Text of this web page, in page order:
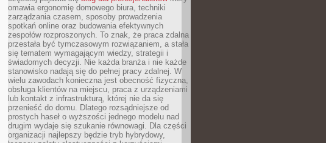
omawia ergonomię domowego biura, techniki
zarządzania czasem, sposoby prowadzenia
spotkań online oraz budowania efektywnych
zespołów rozproszonych. To znak, że praca zdalna
przestała być tymczasowym rozwiązaniem, a stała
się tematem wymagającym wiedzy, strategii i
świadomych decyzji. Nie każda branża i nie każde
stanowisko nadają się do pełnej pracy zdalnej. W
wielu zawodach konieczna jest obecność fizyczna,
obsługa klientów na miejscu, praca z urządzeniami
lub kontakt z infrastrukturą, której nie da się
przenieść do domu. Dlatego rozsądniejsze od
prostych haseł o wyższości jednego modelu nad
drugim wydaje się szukanie równowagi. Dla części
organizacji najlepszy będzie tryb hybrydowy,